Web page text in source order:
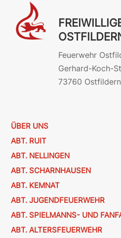
Feuerwehr
Gerhard-Koch-
73760 Ostfildern
ÜBER UNS
ABT. RUIT
ABT. NELLINGEN
ABT. SCHARNHAUSEN
ABT. KEMNAT
ABT. JUGENDFEUERWEHR
ABT. SPIELMANNS- UND
ABT. ALTERSFEUERWEHR